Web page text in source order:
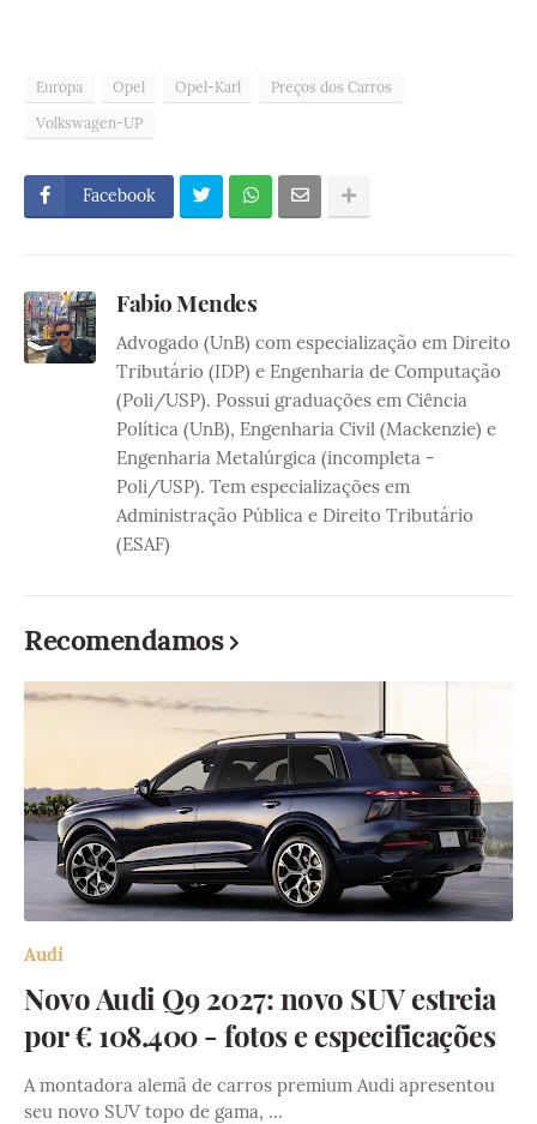
Europa Opel Opel-Karl
Preços dos Carros
Volkswagen-UP
Facebook
Fabio Mendes
Advogado (UnB) com especialização em Direito
Tributário (IDP) e Engenharia de Computação
(Poli/USP). Possui graduações em Ciência
Política (UnB), Engenharia Civil (Mackenzie) e
Engenharia Metalúrgica (incompleta -
Poli/USP). Tem especializações em
Administração Pública e Direito Tributário
(ESAF)
Recomendamos
Audi
Novo Audi Q9 2027: novo SUV estreia
por € 108.400 - fotos e especificações
A montadora alemã de carros premium Audi apresentou
seu novo SUV topo de gama, …